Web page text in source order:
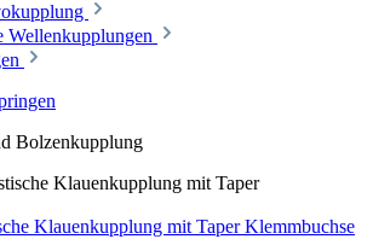
Wellenkupplungen
Bolzenkupplung
Klauenkupplung mit Taper Klemmbuchse